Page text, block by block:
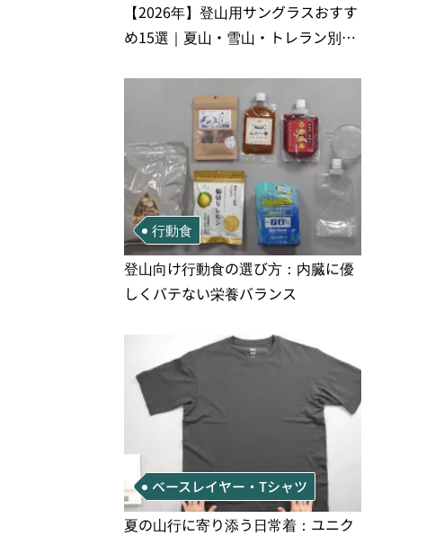
【2026年】登山用サングラスおすす
め15選｜夏山・雪山・トレラン別、
行動食
登山向け行動食の選び方：内臓に優
しくバテない栄養バランス
ベースレイヤー・Tシャツ
夏の山行に寄り添う日常着：ユニク